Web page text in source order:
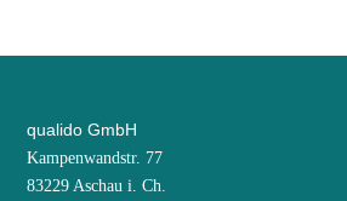
qualido GmbH
Kampenwandstr. 77
83229 Aschau i. Ch.